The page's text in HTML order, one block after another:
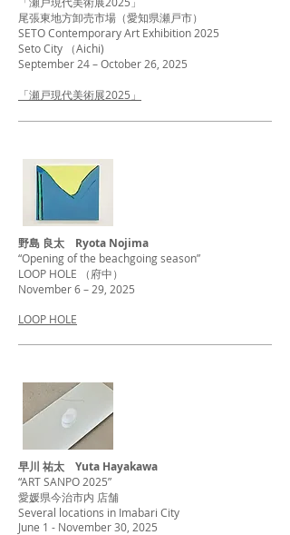
尾張東地方卸売市場（愛知県瀬戸市）
SETO Contemporary Art Exhibition 2025
Seto City （Aichi)
September 24 – October 26, 2025
「瀬戸現代美術展2025」
野島 良太 Ryota Nojima
“Opening of the beachgoing season”
LOOP HOLE （府中）
November 6 – 29, 2025
LOOP HOLE
早川 祐太 Yuta Hayakawa
“ART SANPO 2025”
愛媛県今治市内 店舗
Several locations in Imabari City
June 1 - November 30, 2025